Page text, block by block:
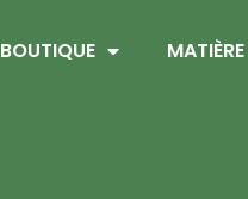
BOUTIQUE MATIÈRE